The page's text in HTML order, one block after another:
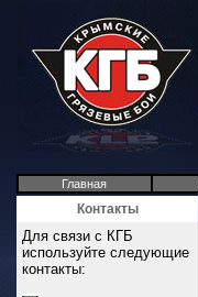
Главная
Контакты
Для связи с КГБ
используйте следующие
контакты: